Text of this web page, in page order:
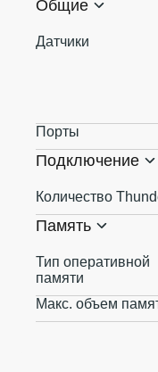
Общие
Датчики
Порты
Подключение
Количество
Память
Тип оперативной
памяти
Макс. объем